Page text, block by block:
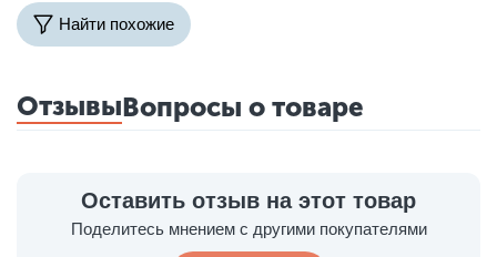
Найти похожие
ОтзывыВопросы о товаре
Оставить отзыв на этот товар
Поделитесь мнением с другими покупателями